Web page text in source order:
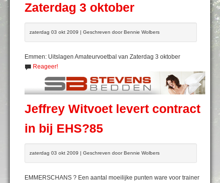
Zaterdag 3 oktober
zaterdag 03 okt 2009 | Geschreven door Bennie Wolbers
Emmen: Uitslagen Amateurvoetbal van Zaterdag 3 oktober
Reageer!
Jeffrey Witvoet levert contract
in bij EHS?85
zaterdag 03 okt 2009 | Geschreven door Bennie Wolbers
EMMERSCHANS ? Een aantal moeilijke punten ware voor trainer